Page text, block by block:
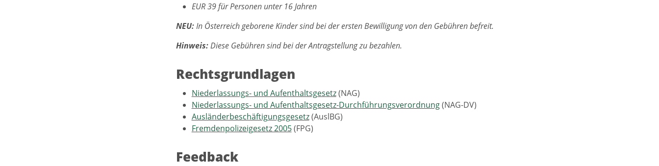
EUR 39 für Personen unter 16 Jahren
NEU:In Österreich geborene Kinder sind bei der ersten Bewilligung von den Gebühren befreit.
Hinweis:Diese Gebühren sind bei der Antragstellung zu bezahlen.
Rechtsgrundlagen
Niederlassungs- und Aufenthaltsgesetz(NAG)
Niederlassungs- und Aufenthaltsgesetz-Durchführungsverordnung(NAG-DV)
Ausländerbeschäftigungsgesetz(AuslBG)
Fremdenpolizeigesetz 2005(FPG)
Feedback